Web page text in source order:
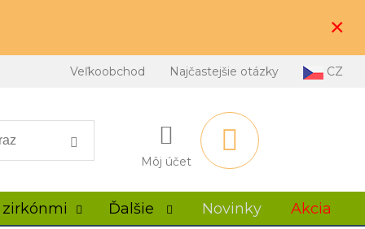
×
Veľkoobchod Najčastejšie otázky CZ
Môj účet
Ďalšie Novinky Akcia